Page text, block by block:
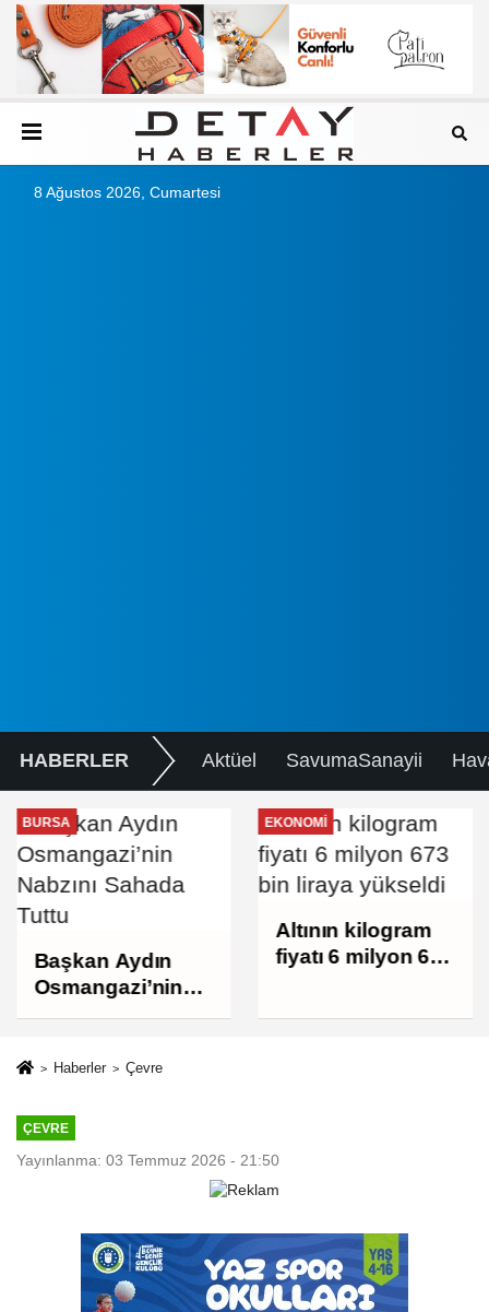
8 Ağustos 2026, Cumartesi
HABERLER Aktüel SavumaSanayii
BURSA
Başkan Aydın
Osmangazi’nin
Nabzını Sahada
EKONOMI
Altının kilogram
fiyatı 6 milyon 673
Haberler Çevre
ÇEVRE
Yayınlanma: 03 Temmuz 2026 - 21:50